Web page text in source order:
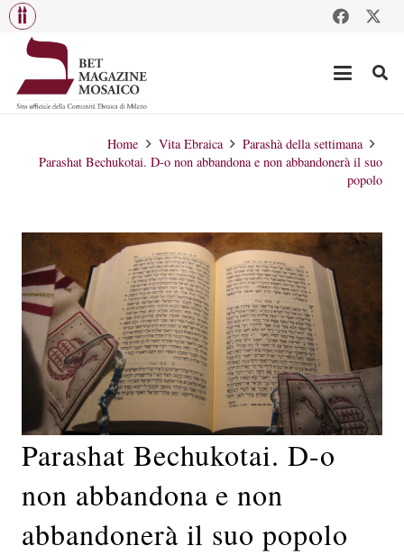
Home Vita Ebraica
Parashà della settimana
Parashat Bechukotai. D-o non abbandona e non abbandonerà il suo
popolo
Parashat Bechukotai. D-o
non abbandona e non
abbandonerà il suo popolo